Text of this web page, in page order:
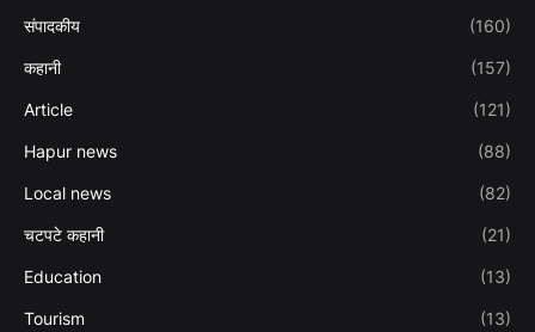
संपादकीय (160)
कहानी (157)
Article (121)
Hapur news (88)
Local news (82)
चटपटे कहानी (21)
Education (13)
Tourism (13)